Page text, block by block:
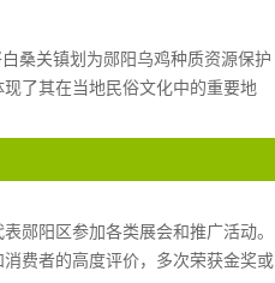
桑关镇划为郧阳乌鸡种质资源保护
了其在当地民俗文化中的重要地
郧阳区参加各类展会和推广活动。
费者的高度评价，多次荣获金奖或